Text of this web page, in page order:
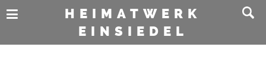
HEIMATWERK
EINSIEDEL